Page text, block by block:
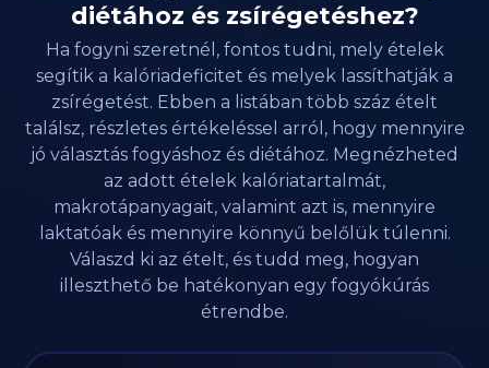
diétához és zsírégetéshez?
Ha fogyni szeretnél, fontos tudni, mely ételek
segítik a kalóriadeficitet és melyek lassíthatják a
zsírégetést. Ebben a listában több száz ételt
találsz, részletes értékeléssel arról, hogy mennyire
jó választás fogyáshoz és diétához. Megnézheted
az adott ételek kalóriatartalmát,
makrotápanyagait, valamint azt is, mennyire
laktatóak és mennyire könnyű belőlük túlenni.
Válaszd ki az ételt, és tudd meg, hogyan
illeszthető be hatékonyan egy fogyókúrás
étrendbe.